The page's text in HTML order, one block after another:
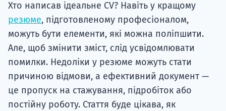
Хто написав ідеальне CV? Навіть у кращому
резюме, підготовленому професіоналом,
можуть бути елементи, які можна поліпшити.
Але, щоб змінити зміст, слід усвідомлювати
помилки. Недоліки у резюме можуть стати
причиною відмови, а ефективний документ —
це пропуск на стажування, підробіток або
постійну роботу. Стаття буде цікава, як